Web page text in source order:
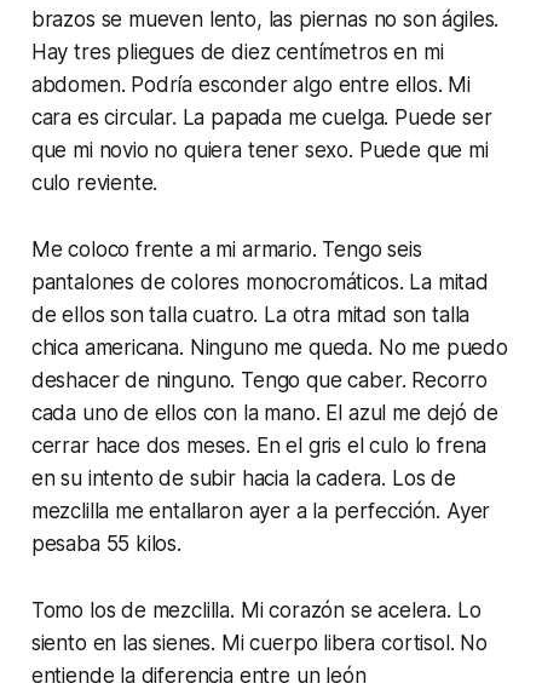
brazos se mueven lento, las piernas no son ágiles.
Hay tres pliegues de diez centímetros en mi
abdomen. Podría esconder algo entre ellos. Mi
cara es circular. La papada me cuelga. Puede ser
que mi novio no quiera tener sexo. Puede que mi
culo reviente.
Me coloco frente a mi armario. Tengo seis
pantalones de colores monocromáticos. La mitad
de ellos son talla cuatro. La otra mitad son talla
chica americana. Ninguno me queda. No me puedo
deshacer de ninguno. Tengo que caber. Recorro
cada uno de ellos con la mano. El azul me dejó de
cerrar hace dos meses. En el gris el culo lo frena
en su intento de subir hacia la cadera. Los de
mezclilla me entallaron ayer a la perfección. Ayer
pesaba 55 kilos.
Tomo los de mezclilla. Mi corazón se acelera. Lo
siento en las sienes. Mi cuerpo libera cortisol. No
entiende la diferencia entre un león